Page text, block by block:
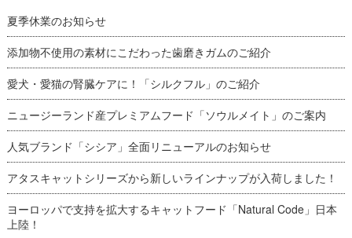
夏季休業のお知らせ
添加物不使用の素材にこだわった歯磨きガムのご紹介
愛犬・愛猫の腎臓ケアに！「シルクフル」のご紹介
ニュージーランド産プレミアムフード「ソウルメイト」のご案内
人気ブランド「シシア」全面リニューアルのお知らせ
アタスキャットシリーズから新しいラインナップが入荷しました！
ヨーロッパで支持を拡大するキャットフード「Natural Code」日本
上陸！